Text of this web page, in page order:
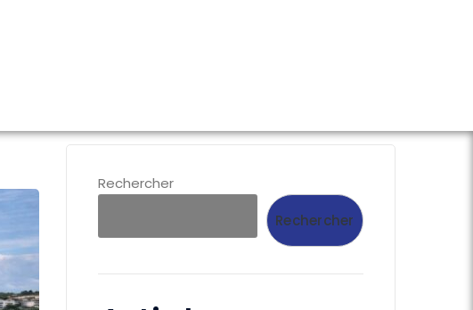
Rechercher
Rechercher